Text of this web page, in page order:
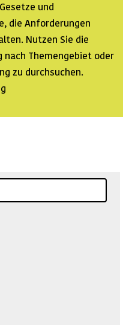
und
die Anforderungen
Nutzen Sie die
Themengebiet oder
zu durchsuchen.